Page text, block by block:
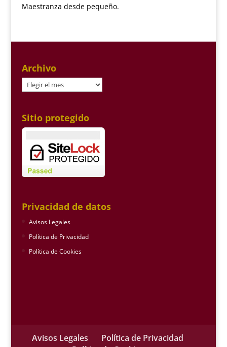
Maestranza desde pequeño.
Archivo
Archivo
Sitio protegido
Privacidad de datos
Avisos Legales
Política de Privacidad
Política de Cookies
Avisos Legales
Política de Privacidad